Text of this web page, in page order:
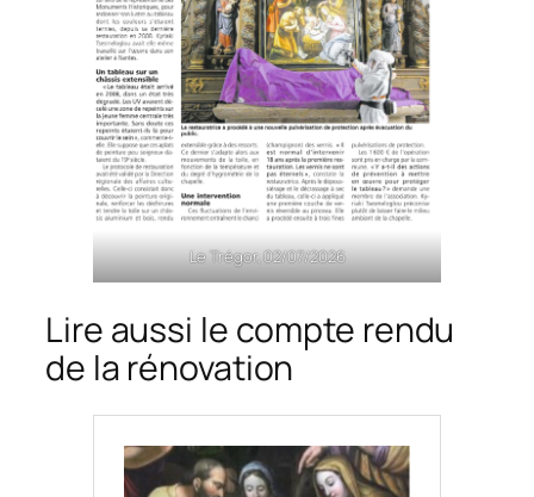
Le Trégor, 02/07/2026
Lire aussi le compte rendu
de la rénovation